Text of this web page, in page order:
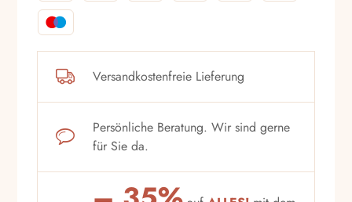
Versandkostenfreie Lieferung
Persönliche Beratung. Wir sind gerne
für Sie da.